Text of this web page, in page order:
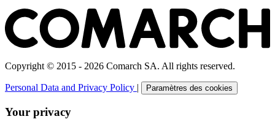
Copyright © 2015 - 2026 Comarch SA. All rights reserved.
Personal Data and Privacy Policy | Paramètres des cookies
Your privacy